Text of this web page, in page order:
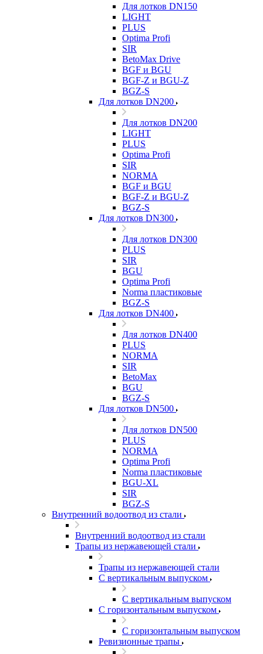
Для лотков DN150
LIGHT
PLUS
Optima Profi
SIR
BetoMax Drive
BGF и BGU
BGF-Z и BGU-Z
BGZ-S
Для лотков DN200
Для лотков DN200
LIGHT
PLUS
Optima Profi
SIR
NORMA
BGF и BGU
BGF-Z и BGU-Z
BGZ-S
Для лотков DN300
Для лотков DN300
PLUS
SIR
BGU
Optima Profi
Norma пластиковые
BGZ-S
Для лотков DN400
Для лотков DN400
PLUS
NORMA
SIR
BetoMax
BGU
BGZ-S
Для лотков DN500
Для лотков DN500
PLUS
NORMA
Optima Profi
Norma пластиковые
BGU-XL
SIR
BGZ-S
Внутренний водоотвод из стали
Внутренний водоотвод из стали
Трапы из нержавеющей стали
Трапы из нержавеющей стали
С вертикальным выпуском
С вертикальным выпуском
С горизонтальным выпуском
С горизонтальным выпуском
Ревизионные трапы